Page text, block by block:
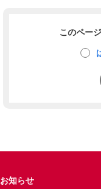
このペー
お知らせ